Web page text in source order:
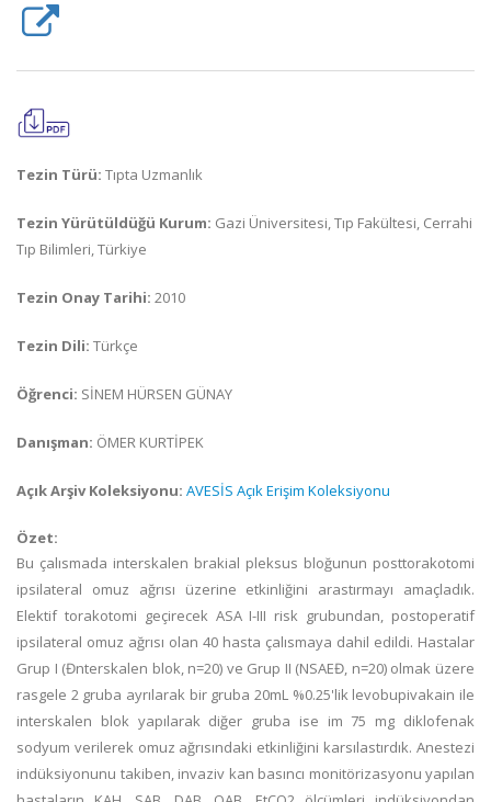
Tezin Türü: Tıpta Uzmanlık
Tezin Yürütüldüğü Kurum: Gazi Üniversitesi, Tıp Fakültesi, Cerrahi
Tıp Bilimleri, Türkiye
Tezin Onay Tarihi: 2010
Tezin Dili: Türkçe
Öğrenci: SİNEM HÜRSEN GÜNAY
Danışman: ÖMER KURTİPEK
Açık Arşiv Koleksiyonu: AVESİS Açık Erişim Koleksiyonu
Özet:
Bu çalısmada interskalen brakial pleksus bloğunun posttorakotomi
ipsilateral omuz ağrısı üzerine etkinliğini arastırmayı amaçladık.
Elektif torakotomi geçirecek ASA I-III risk grubundan, postoperatif
ipsilateral omuz ağrısı olan 40 hasta çalısmaya dahil edildi. Hastalar
Grup I (Đnterskalen blok, n=20) ve Grup II (NSAEĐ, n=20) olmak üzere
rasgele 2 gruba ayrılarak bir gruba 20mL %0.25'lik levobupivakain ile
interskalen blok yapılarak diğer gruba ise im 75 mg diklofenak
sodyum verilerek omuz ağrısındaki etkinliğini karsılastırdık. Anestezi
indüksiyonunu takiben, invaziv kan basıncı monitörizasyonu yapılan